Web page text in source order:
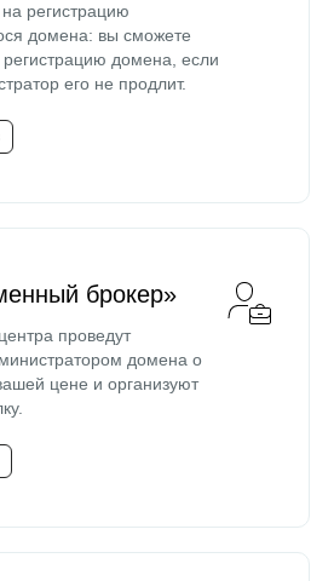
регистрацию
домена: вы сможете
регистрацию домена, если
его не продлит.
брокер»
проведут
домена о
цене и организуют